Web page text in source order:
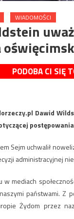
WIADOMOŚCI
PODOBA CI SIĘ
Dawid
Sejm uchwalił
administracyjnej
w mediach
państwami. Z
Żydom przez